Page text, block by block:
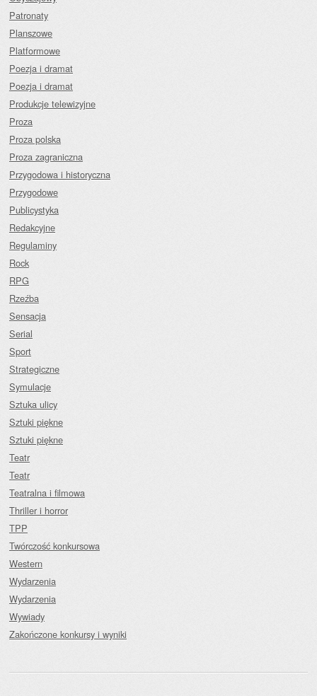
Patronaty
Planszowe
Platformowe
Poezja i dramat
Poezja i dramat
Produkcje telewizyjne
Proza
Proza polska
Proza zagraniczna
Przygodowa i historyczna
Przygodowe
Publicystyka
Redakcyjne
Regulaminy
Rock
RPG
Rzeźba
Sensacja
Serial
Sport
Strategiczne
Symulacje
Sztuka ulicy
Sztuki piękne
Sztuki piękne
Teatr
Teatr
Teatralna i filmowa
Thriller i horror
TPP
Twórczość konkursowa
Western
Wydarzenia
Wydarzenia
Wywiady
Zakończone konkursy i wyniki